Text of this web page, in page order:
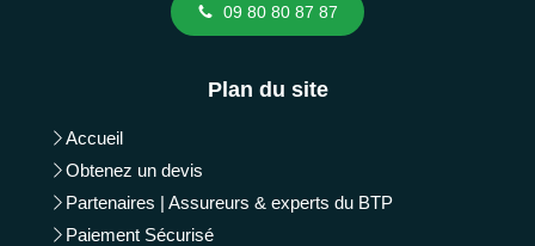
09 80 80 87 87
Plan du site
Accueil
Obtenez un devis
Partenaires | Assureurs & experts du BTP
Paiement Sécurisé